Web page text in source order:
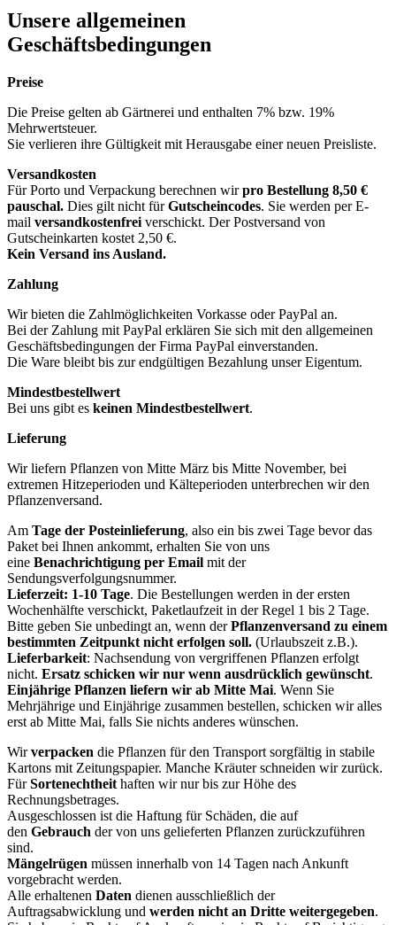
Unsere allgemeinen
Geschäftsbedingungen
Preise
Die Preise gelten ab Gärtnerei und enthalten 7% bzw. 19%
Mehrwertsteuer.
Sie verlieren ihre Gültigkeit mit Herausgabe einer neuen Preisliste.
Versandkosten
Für Porto und Verpackung berechnen wirpro Bestellung 8,50 €
pauschal. Dies gilt nicht fürGutscheincodes. Sie werden per E-
mail versandkostenfrei verschickt. Der Postversand von
Gutscheinkarten kostet 2,50 €.
Kein Versand ins Ausland.
Zahlung
Wir bieten die Zahlmöglichkeiten Vorkasse oder PayPal an.
Bei der Zahlung mit PayPal erklären Sie sich mit den allgemeinen
Geschäftsbedingungen der Firma PayPal einverstanden.
Die Ware bleibt bis zur endgültigen Bezahlung unser Eigentum.
Mindestbestellwert
Bei uns gibt es keinen Mindestbestellwert.
Lieferung
Wir liefern Pflanzen von Mitte März bis Mitte November, bei
extremen Hitzeperioden und Kälteperioden unterbrechen wir den
Pflanzenversand.
Am Tage der Posteinlieferung, also ein bis zwei Tage bevor das
Paket bei Ihnen ankommt, erhalten Sie von uns
eine Benachrichtigung per Email mit der
Sendungsverfolgungsnummer.
Lieferzeit: 1-10 Tage. Die Bestellungen werden in der ersten
Wochenhälfte verschickt, Paketlaufzeit in der Regel 1 bis 2 Tage.
Bitte geben Sie unbedingt an, wenn derPflanzenversand zu einem
bestimmten Zeitpunkt nicht erfolgen soll. (Urlaubszeit z.B.).
Lieferbarkeit: Nachsendung von vergriffenen Pflanzen erfolgt
nicht. Ersatz schicken wir nur wenn ausdrücklich gewünscht.
Einjährige Pflanzen liefern wir ab Mitte Mai. Wenn Sie
Mehrjährige und Einjährige zusammen bestellen, schicken wir alles
erst ab Mitte Mai, falls Sie nichts anderes wünschen.
Wirverpacken die Pflanzen für den Transport sorgfältig in stabile
Kartons mit Zeitungspapier. Manche Kräuter schneiden wir zurück.
FürSortenechtheit haften wir nur bis zur Höhe des
Rechnungsbetrages.
Ausgeschlossen ist die Haftung für Schäden, die auf
den Gebrauch der von uns gelieferten Pflanzen zurückzuführen
sind.
Mängelrügen müssen innerhalb von 14 Tagen nach Ankunft
vorgebracht werden.
Alle erhaltenen Daten dienen ausschließlich der
Auftragsabwicklung und werden nicht an Dritte weitergegeben.